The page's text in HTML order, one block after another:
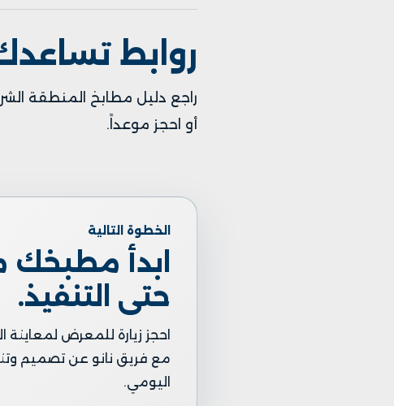
روابط
راجع دليل مطابخ المنطقة
أو احجز موعداً .
الخطوة التالية
ابدأ مطبخك
حتى التنفيذ.
احجز زيارة للمعرض لمعاينة
مع فريق نانو عن تصميم
اليومي.